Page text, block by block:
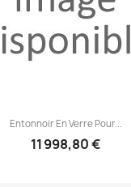
Aperçu rapide
Entonnoir En Verre Pour...
11 998,80 €